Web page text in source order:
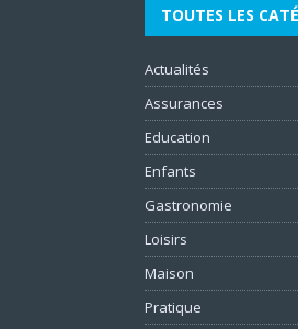
TOUTES LES
Actualités
Assurances
Education
Enfants
Gastronomie
Loisirs
Maison
Pratique